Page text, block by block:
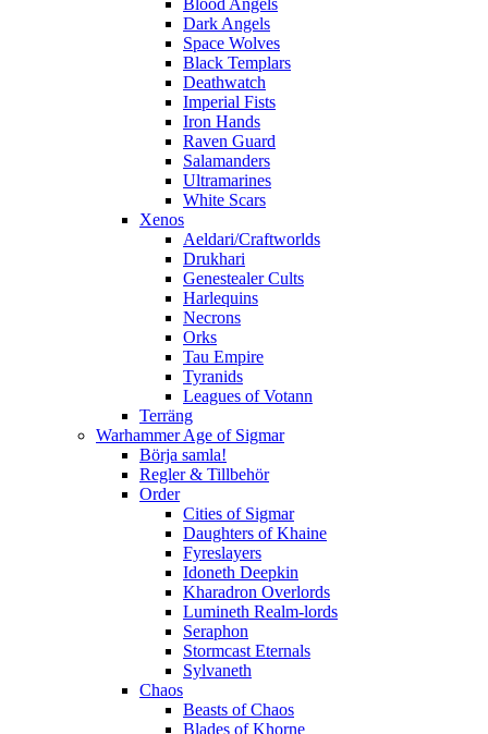
Blood Angels
Dark Angels
Space Wolves
Black Templars
Deathwatch
Imperial Fists
Iron Hands
Raven Guard
Salamanders
Ultramarines
White Scars
Xenos
Aeldari/Craftworlds
Drukhari
Genestealer Cults
Harlequins
Necrons
Orks
Tau Empire
Tyranids
Leagues of Votann
Terräng
Warhammer Age of Sigmar
Börja samla!
Regler & Tillbehör
Order
Cities of Sigmar
Daughters of Khaine
Fyreslayers
Idoneth Deepkin
Kharadron Overlords
Lumineth Realm-lords
Seraphon
Stormcast Eternals
Sylvaneth
Chaos
Beasts of Chaos
Blades of Khorne